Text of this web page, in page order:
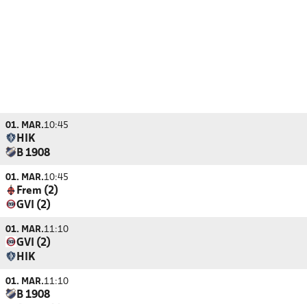
01. MAR.10:45
HIK
B 1908
01. MAR.10:45
Frem (2)
GVI (2)
01. MAR.11:10
GVI (2)
HIK
01. MAR.11:10
B 1908